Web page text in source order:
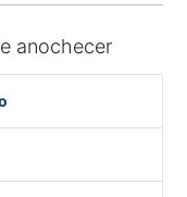
anochecer